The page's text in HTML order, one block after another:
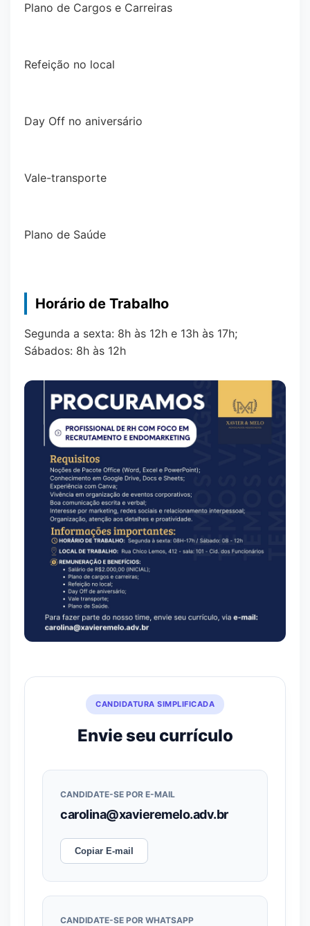
Plano de Cargos e Carreiras
Refeição no local
Day Off no aniversário
Vale-transporte
Plano de Saúde
Horário de Trabalho
Segunda a sexta: 8h às 12h e 13h às 17h;
Sábados: 8h às 12h
CANDIDATURA SIMPLIFICADA
Envie seu currículo
CANDIDATE-SE POR E-MAIL
carolina@xavieremelo.adv.br
Copiar E-mail
CANDIDATE-SE POR WHATSAPP